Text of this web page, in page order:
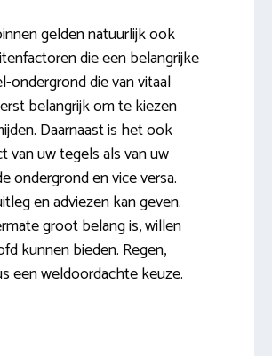
gelden natuurlijk ook
die een belangrijke
ondergrond die van vitaal
belangrijk om te kiezen
Daarnaast is het ook
van uw tegels als van uw
ondergrond en vice versa.
en adviezen kan geven.
groot belang is, willen
kunnen bieden. Regen,
een weldoordachte keuze.